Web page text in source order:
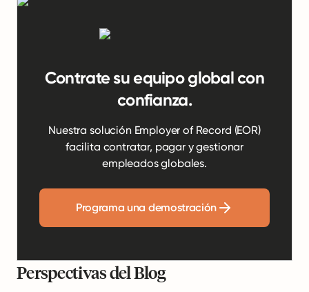
Contrate su equipo global con
confianza.
Nuestra solución Employer of Record (EOR)
facilita contratar, pagar y gestionar
empleados globales.
Programa una demostración
Perspectivas del Blog